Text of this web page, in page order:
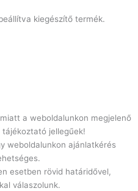
kiegészítő termék.
a weboldalunkon megjelenő
jellegűek!
weboldalunkon ajánlatkérés
esetben rövid határidővel,
válaszolunk.